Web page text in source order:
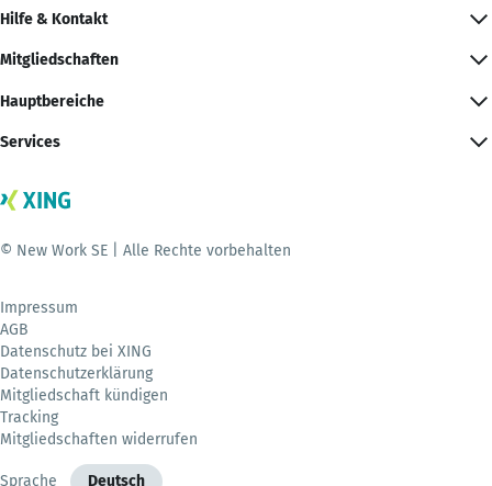
Hilfe & Kontakt
Mitgliedschaften
Hauptbereiche
Services
© New Work SE | Alle Rechte vorbehalten
Impressum
AGB
Datenschutz bei XING
Datenschutzerklärung
Mitgliedschaft kündigen
Tracking
Mitgliedschaften widerrufen
Sprache Deutsch